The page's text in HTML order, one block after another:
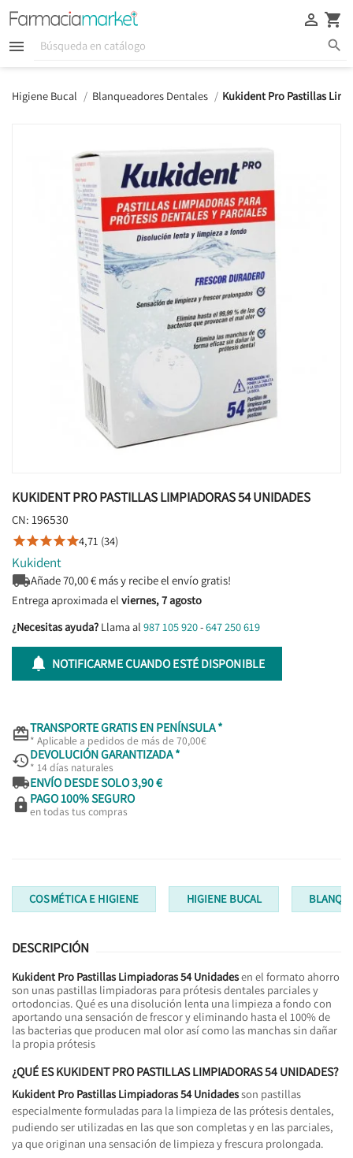
  
 
Higiene Bucal Blanqueadores Dentales Kukident Pro Pastillas
KUKIDENT PRO PASTILLAS LIMPIADORAS 54 UNIDADES
CN: 196530
4,71 (34)
Kukident
Añade70,00€ más y recibe el envío gratis!
Entrega aproximada el viernes, 7 agosto
¿Necesitas ayuda? Llama al 987 105 920-647 250 619
 NOTIFICARME CUANDO ESTÉ DISPONIBLE
TRANSPORTE GRATIS EN PENÍNSULA *
* Aplicable a pedidos de más de 70,00€
DEVOLUCIÓN GARANTIZADA *
* 14 días naturales
ENVÍO DESDE SOLO 3,90 €
 PAGO 100% SEGURO
en todas tus compras
COSMÉTICA E HIGIENE HIGIENE BUCAL
DESCRIPCIÓN
Kukident Pro Pastillas Limpiadoras 54 Unidadesen el formato ahorro
son unas pastillas limpiadoras para prótesis dentales parciales y
ortodoncias. Qué es una disolución lenta una limpieza a fondo con
aportando una sensación de frescor y eliminando hasta el 100% de
las bacterias que producen mal olor así como las manchas sin dañar
la propia prótesis
¿QUÉ ES KUKIDENT PRO PASTILLAS LIMPIADORAS 54 UNIDADES?
Kukident Pro Pastillas Limpiadoras 54 Unidadesson pastillas
especialmente formuladas para la limpieza de las prótesis dentales,
pudiendo ser utilizadas en las que son completas y en las parciales,
ya que originan una sensación de limpieza y frescura prolongada.